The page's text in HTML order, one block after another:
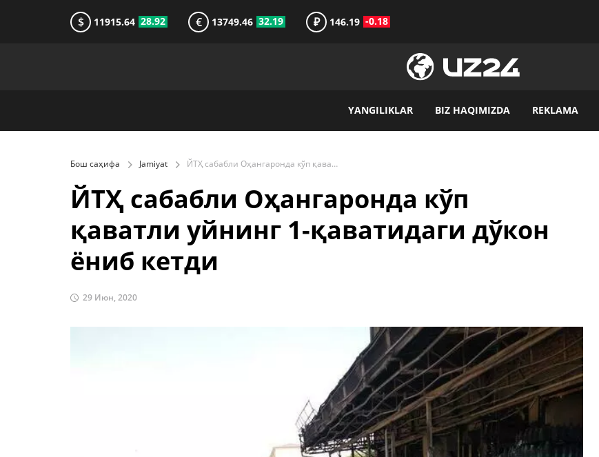
$ 11915.64 28.92 € 13749.46 32.19 ₽ 146.19 -0.18
YANGILIKLAR BIZ HAQIMIZDA REKLAMA
Бош саҳифа Jamiyat ЙТҲ сабабли Оҳангаронда кўп қаватли уйнинг 1-қаватидаги дўкон ёниб кетди
ЙТҲ сабабли Оҳангаронда кўп
қаватли уйнинг 1-қаватидаги дўкон
ёниб кетди
29 Июн, 2020